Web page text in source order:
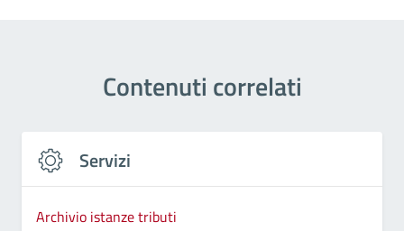
Contenuti correlati
Servizi
Archivio istanze tributi